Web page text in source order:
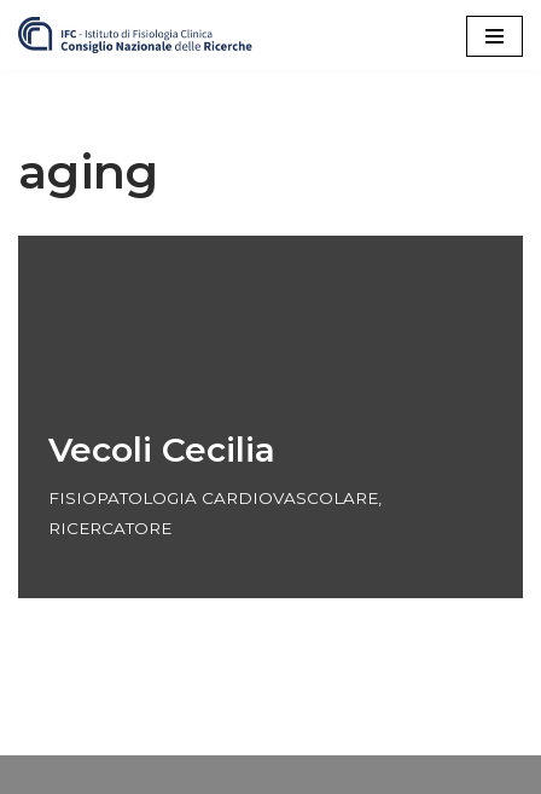
aging
Vecoli Cecilia
FISIOPATOLOGIA CARDIOVASCOLARE,
RICERCATORE